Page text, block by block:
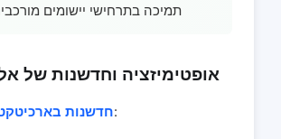
תמיכה בתרחישי יישומים
אופטימיזציה וחדשנות של
חדשנות: